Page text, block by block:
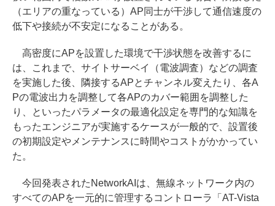
（エリアの重なっている）AP同士が干渉して通信速度の
低下や接続が不安定になることがある。
高密度にAPを設置した環境で干渉状態を改善するに
は、これまで、サイトサーベイ（電波調査）などの調査
を実施した後、隣接するAPとチャンネル変えたり、各A
Pの電波出力を調整して各APのカバー範囲を調整した
り、といったパラメータの最適化設定を専門的な知識を
もったエンジニアが実施するケースが一般的で、設置後
の初期設定やメンテナンスに時間やコストがかかってい
た。
今回発表されたNetworkAIは、無線ネットワーク内の
すべてのAPを一元的に管理するコントローラ「AT-Vista